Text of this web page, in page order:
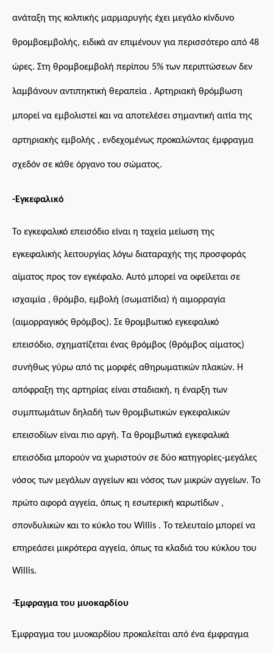
ανάταξη της κολπικής μαρμαρυγής έχει μεγάλο κίνδυνο
θρομβοεμβολής, ειδικά αν επιμένουν για περισσότερο από 48
ώρες. Στη θρομβοεμβολή περίπου 5% των περιπτώσεων δεν
λαμβάνουν αντιπηκτική θεραπεία . Αρτηριακή θρόμβωση
μπορεί να εμβολιστεί και να αποτελέσει σημαντική αιτία της
αρτηριακής εμβολής , ενδεχομένως προκαλώντας έμφραγμα
σχεδόν σε κάθε όργανο του σώματος.
-Εγκεφαλικό
Το εγκεφαλικό επεισόδιο είναι η ταχεία μείωση της
εγκεφαλικής λειτουργίας λόγω διαταραχής της προσφοράς
αίματος προς τον εγκέφαλο. Αυτό μπορεί να οφείλεται σε
ισχαιμία , θρόμβο, εμβολή (σωματίδια) ή αιμορραγία
(αιμορραγικός θρόμβος). Σε θρομβωτικό εγκεφαλικό
επεισόδιο, σχηματίζεται ένας θρόμβος (θρόμβος αίματος)
συνήθως γύρω από τις μορφές αθηρωματικών πλακών. Η
απόφραξη της αρτηρίας είναι σταδιακή, η έναρξη των
συμπτωμάτων δηλαδή των θρομβωτικών εγκεφαλικών
επεισοδίων είναι πιο αργή. Τα θρομβωτικά εγκεφαλικά
επεισόδια μπορούν να χωριστούν σε δύο κατηγορίες-μεγάλες
νόσος των μεγάλων αγγείων και νόσος των μικρών αγγείων. Το
πρώτο αφορά αγγεία, όπως η εσωτερική καρωτίδων ,
σπονδυλικών και το κύκλο του Willis . Το τελευταίο μπορεί να
επηρεάσει μικρότερα αγγεία, όπως τα κλαδιά του κύκλου του
Willis.
-Έμφραγμα του μυοκαρδίου
Έμφραγμα του μυοκαρδίου προκαλείται από ένα έμφραγμα